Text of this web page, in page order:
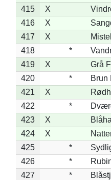
415
X
416
X
417
X
418
*
419
X
Grå
420
*
Brun
421
X
422
*
423
X
424
X
425
*
426
*
427
*